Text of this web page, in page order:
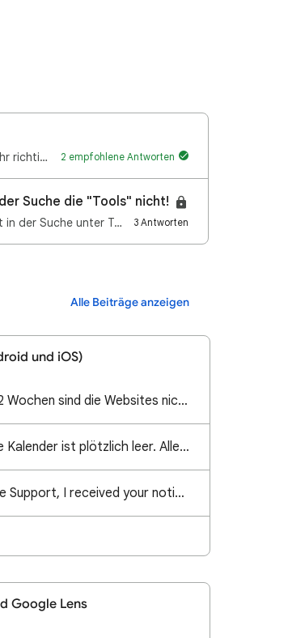
Ich weiß nicht ob es eine neue Maßnahme von Google ist, damit man nicht mehr richtig mit Gemini chat… 2 empfohlene Antworten
Suche die "Tools" nicht!
Wenn ich in Chrome unter meinen Google Account eingeloggt bin funktioniert in der Suche unter Tools … 3 Antworten
Alle Beiträge anzeigen
und iOS)
Seit etwas 2 Wochen sind die Websites nicht mehr erreichbar. Es heisst Website nicht verfügbar. Wei
Mein Google Kalender ist plötzlich leer. Alle Termine und Daten einfach weg.
Hello Google Support, I received your notification stating that Google Assistant will be discontinu
Google Lens